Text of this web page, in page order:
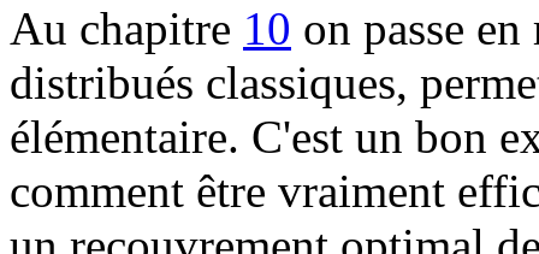
Au chapitre 10 on passe
distribués classiques,
élémentaire. C'est un bon
comment être vraiment